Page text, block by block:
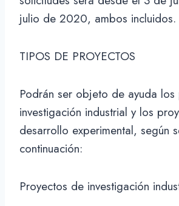
julio de 2020, ambos incluidos.
TIPOS DE PROYECTOS
Podrán ser objeto de ayuda
investigación industrial y los
desarrollo experimental, según
continuación:
Proyectos de investigación